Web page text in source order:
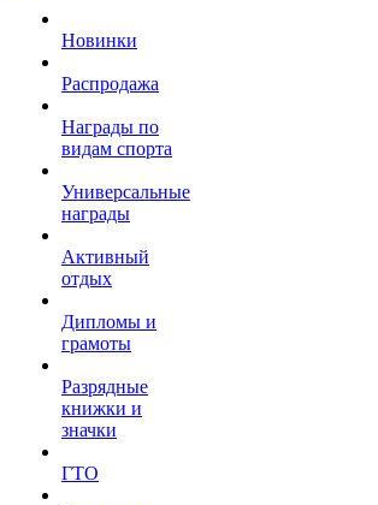
Новинки
Распродажа
Награды по
видам спорта
Универсальные
награды
Активный
отдых
Дипломы и
грамоты
Разрядные
книжки и
значки
ГТО